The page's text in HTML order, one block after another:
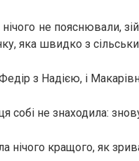
нічого не пояснювали,
яка швидко з
з Надією, і
собі не знаходила:
нічого кращого, як